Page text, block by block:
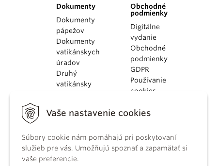
Vaše nastavenie cookies
Súbory cookie nám pomáhajú pri poskytovaní
služieb pre vás. Umožňujú spoznať a zapamätať si
vaše preferencie.
Dokumenty
Dokumenty
pápežov
Dokumenty
vatikánskych
úradov
Druhý
vatikánsky
KBS
kánonického
práva
Katechizmus
Obchodné
podmienky
Digitálne
vydanie
Obchodné
podmienky
GDPR
Používanie
cookies